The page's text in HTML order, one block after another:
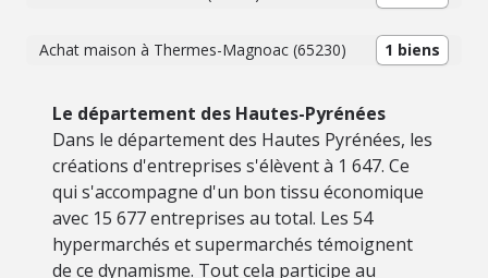
Achat maison à Thermes-Magnoac (65230) 1 biens
Le département des Hautes-Pyrénées
Dans le département des Hautes Pyrénées, les
créations d'entreprises s'élèvent à 1 647. Ce
qui s'accompagne d'un bon tissu économique
avec 15 677 entreprises au total. Les 54
hypermarchés et supermarchés témoignent
de ce dynamisme. Tout cela participe au